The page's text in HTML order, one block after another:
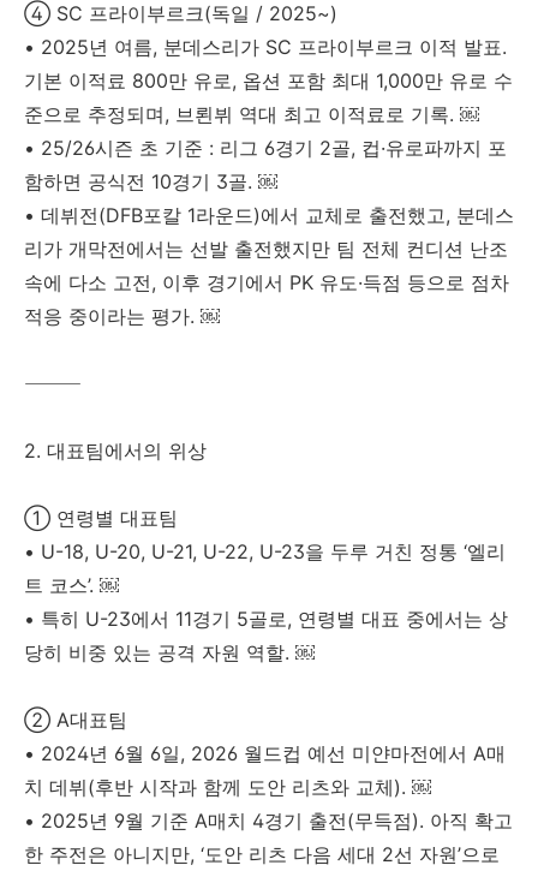
④ SC 프라이부르크(독일 / 2025~)
• 2025년 여름, 분데스리가 SC 프라이부르크 이적 발표.
기본 이적료 800만 유로, 옵션 포함 최대 1,000만 유로 수
준으로 추정되며, 브뢴뷔 역대 최고 이적료로 기록. ￼
• 25/26시즌 초 기준 : 리그 6경기 2골, 컵·유로파까지 포
함하면 공식전 10경기 3골. ￼
• 데뷔전(DFB포칼 1라운드)에서 교체로 출전했고, 분데스
리가 개막전에서는 선발 출전했지만 팀 전체 컨디션 난조
속에 다소 고전, 이후 경기에서 PK 유도·득점 등으로 점차
적응 중이라는 평가. ￼
⸻
2. 대표팀에서의 위상
① 연령별 대표팀
• U-18, U-20, U-21, U-22, U-23을 두루 거친 정통 ‘엘리
트 코스’. ￼
• 특히 U-23에서 11경기 5골로, 연령별 대표 중에서는 상
당히 비중 있는 공격 자원 역할. ￼
② A대표팀
• 2024년 6월 6일, 2026 월드컵 예선 미얀마전에서 A매
치 데뷔(후반 시작과 함께 도안 리츠와 교체). ￼
• 2025년 9월 기준 A매치 4경기 출전(무득점). 아직 확고
한 주전은 아니지만, ‘도안 리츠 다음 세대 2선 자원’으로